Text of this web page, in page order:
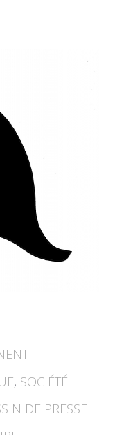
, SOCIÉTÉ
DE PRESSE